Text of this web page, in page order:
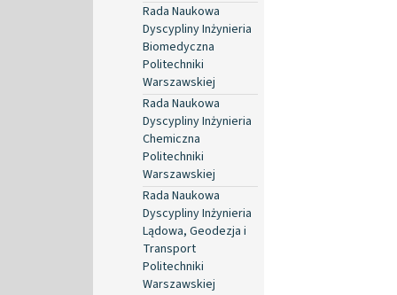
Rada Naukowa
Dyscypliny Inżynieria
Biomedyczna
Politechniki
Warszawskiej
Rada Naukowa
Dyscypliny Inżynieria
Chemiczna
Politechniki
Warszawskiej
Rada Naukowa
Dyscypliny Inżynieria
Lądowa, Geodezja i
Transport
Politechniki
Warszawskiej